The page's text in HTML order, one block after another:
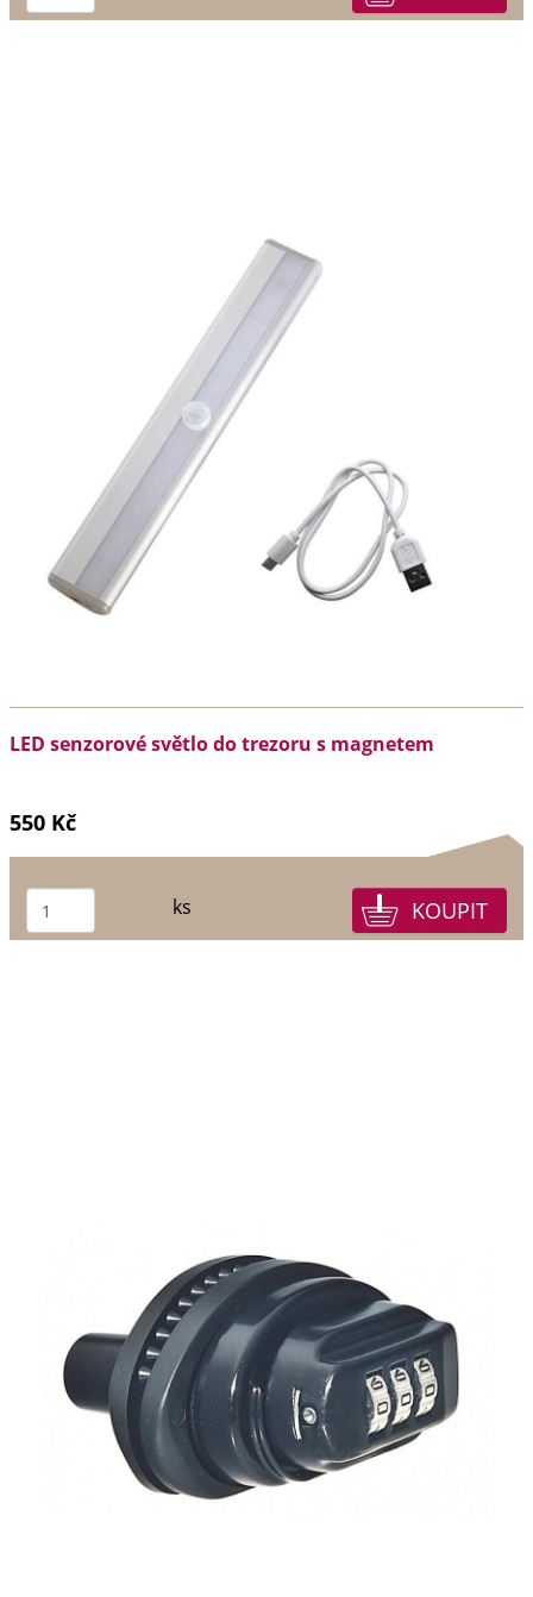
LED senzorové světlo do trezoru s magnetem
550 Kč
ks